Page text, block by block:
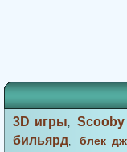
3D игры,
бильярд,блек